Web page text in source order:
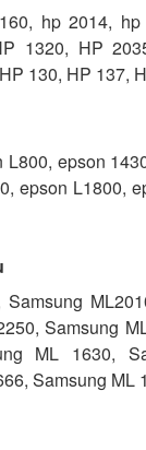
hp 2014,
1320, HP
130, HP 137,
epson
epson L1800,
Samsung
ML 1630,
Samsung ML